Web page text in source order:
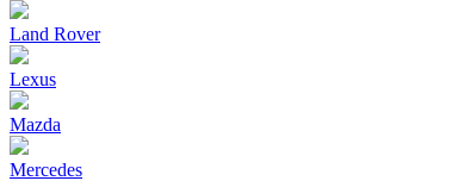
Land Rover
Lexus
Mazda
Mercedes